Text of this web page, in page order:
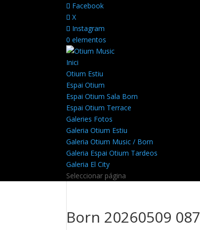
Facebook
X
Instagram
0 elementos
Inici
Otium Estiu
Espai Otium
Espai Otium Sala Born
Espai Otium Terrace
Galeries Fotos
Galeria Otium Estiu
Galeria Otium Music / Born
Galeria Espai Otium Tardeos
Galeria El City
Seleccionar página
Born 20260509 087